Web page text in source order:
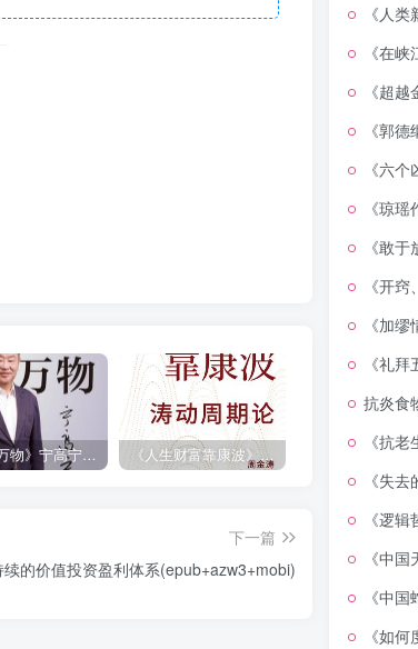
《三生万物》宁高宁（epub+mobi+azw3+pdf） 《人生财富靠康波》波动周期论（epub+mobi+azw3+pdf）
下一篇
的价值投资盈利体系(epub+azw3+mobi)
《人类新
《在
《超
《郭
《六
《琼
《敢于
《开
《加
《礼
抗炎食
《抗
《失去的
《逻辑哲
《中国天
《中
《如何度